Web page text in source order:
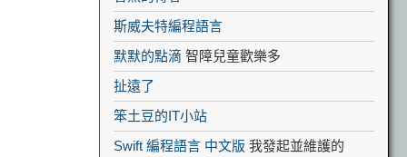
斯威夫特編程語言
默默的點滴 智障兒童歡樂多
扯遠了
笨土豆的IT小站
Swift 編程語言 中文版 我發起並維護的